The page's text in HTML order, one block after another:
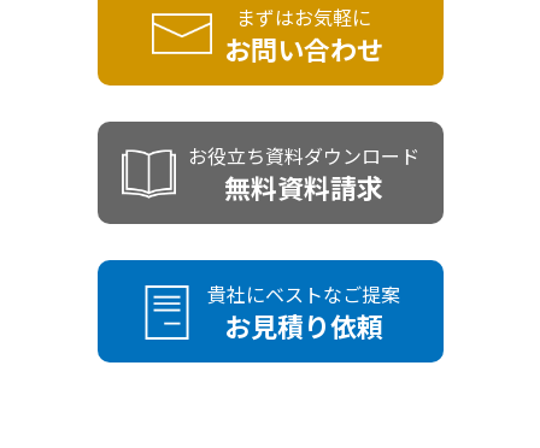
まずはお気軽に
お問い合わせ
お役立ち資料ダウンロード
無料資料請求
貴社にベストなご提案
お見積り依頼